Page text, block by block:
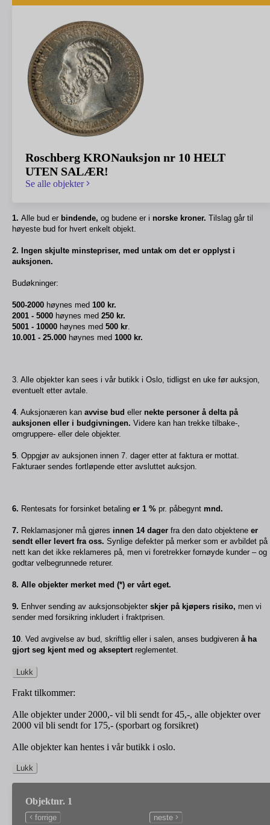
Roschberg KRONauksjon nr 10 HELT
UTEN SALÆR!
Se alle objekter
1. Alle bud er bindende, og budene er i norske kroner. Tilslag går til
høyeste bud for hvert enkelt objekt.
2. Ingen skjulte minstepriser, med untak om det er opplyst i
auksjonen.
Budøkninger:
500-2000 høynes med 100 kr.
2001 - 5000 høynes med 250 kr.
5001 - 10000 høynes med 500 kr.
10.001 - 25.000 høynes med 1000 kr.
3. Alle objekter kan sees i vår butikk i Oslo, tidligst en uke før auksjon,
eventuelt etter avtale.
4. Auksjonæren kan avvise bud eller nekte personer å delta på
auksjonen eller i budgivningen. Videre kan han trekke tilbake-,
omgruppere- eller dele objekter.
5. Oppgjør av auksjonen innen 7. dager etter at faktura er mottat.
Fakturaer sendes fortløpende etter avsluttet auksjon.
6. Rentesats for forsinket betaling er 1 % pr. påbegynt mnd.
7. Reklamasjoner må gjøres innen 14 dager fra den dato objektene er
sendt eller levert fra oss. Synlige defekter på merker som er avbildet på
nett kan det ikke reklameres på, men vi foretrekker fornøyde kunder – og
godtar velbegrunnede returer.
8. Alle objekter merket med (*) er vårt eget.
9. Enhver sending av auksjonsobjekter skjer på kjøpers risiko, men vi
sender med forsikring inkludert i fraktprisen.
10. Ved avgivelse av bud, skriftlig eller i salen, anses budgiveren å ha
gjort seg kjent med og akseptert reglementet.
Lukk
Frakt tilkommer:
Alle objekter under 2000,- vil bli sendt for 45,-, alle objekter over
2000 vil bli sendt for 175,- (sporbart og forsikret)
Alle objekter kan hentes i vår butikk i oslo.
Lukk
Objektnr. 1
forrige neste